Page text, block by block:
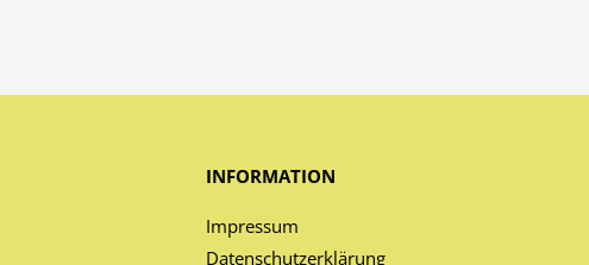
INFORMATION
Impressum
Datenschutzerklärung